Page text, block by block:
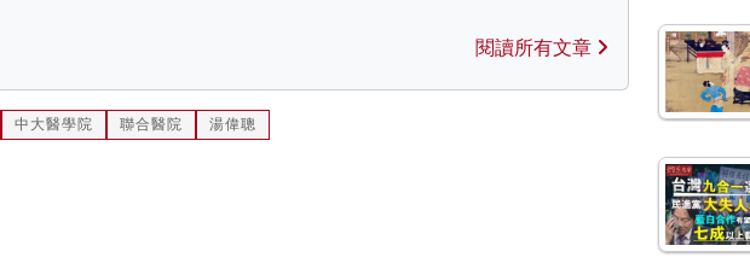
閱讀所有文章
中大醫學院 聯合醫院 湯偉聰